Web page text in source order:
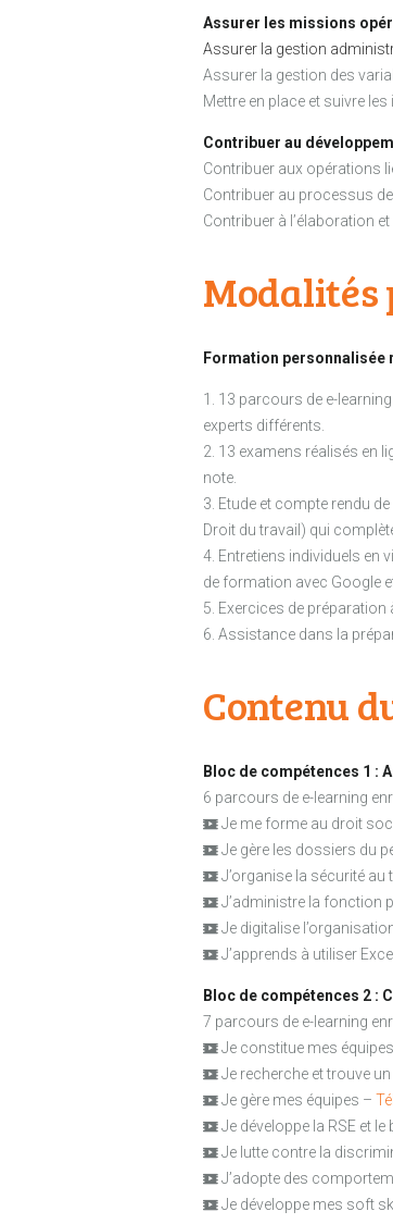
Assurer les missions
Assurer la gestion
Assurer la gestion des
Mettre en place et suivre
Contribuer au
Contribuer aux opérations
Contribuer au processus
Contribuer à l’élaboration
Modalités
Formation personnalisée
1. 13 parcours de e-
experts différents.
2. 13 examens réalisés en
note.
3. Etude et compte rendu
Droit du travail) qui
4. Entretiens individuels en
de formation avec Google
5. Exercices de préparation
6. Assistance dans la
Contenu
Bloc de compétences 1 :
6 parcours de e-learning
Je me forme au droit
Je gère les dossiers du
J’organise la sécurité au
J’administre la fonction
Je digitalise
J’apprends à utiliser
Bloc de compétences 2 :
7 parcours de e-learning
Je constitue mes
Je recherche et trouve
Je gère mes équipes –
Je développe la RSE et
Je lutte contre la
J’adopte des
Je développe mes soft